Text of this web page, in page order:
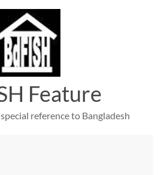
Feature
reference to Bangladesh